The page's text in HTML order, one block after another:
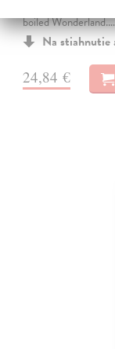
boiled Wonderland.…
Na stiahnutie
24,84 €